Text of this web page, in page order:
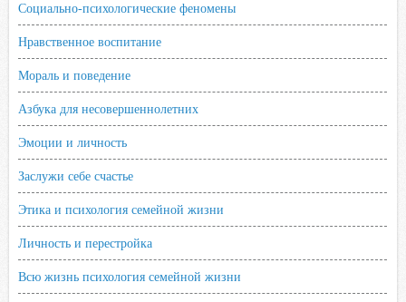
Социально-психологические феномены
Нравственное воспитание
Мораль и поведение
Азбука для несовершеннолетних
Эмоции и личность
Заслужи себе счастье
Этика и психология семейной жизни
Личность и перестройка
Всю жизнь психология семейной жизни